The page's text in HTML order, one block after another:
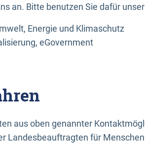
an. Bitte benutzen Sie dafür unser
Energie und Klimaschutz
eGovernment
aus oben genannter
Landesbeauftragten für